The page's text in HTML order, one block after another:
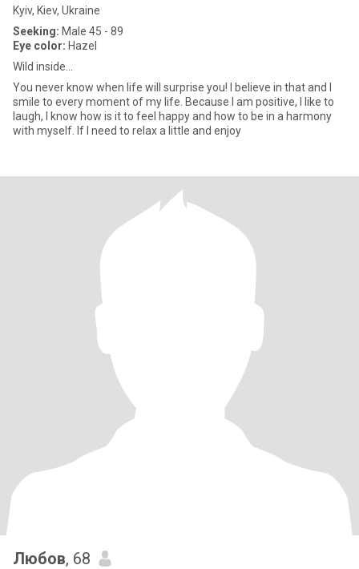
Kyiv, Kiev, Ukraine
Seeking: Male 45 - 89
Eye color: Hazel
Wild inside...
You never know when life will surprise you! I believe in that and I
smile to every moment of my life. Because I am positive, I like to
laugh, I know how is it to feel happy and how to be in a harmony
with myself. If I need to relax a little and enjoy
Любов, 68